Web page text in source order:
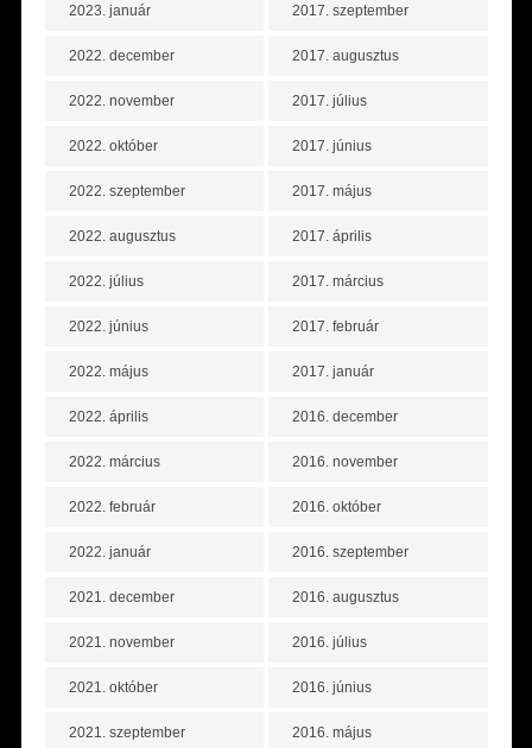
2023. január
2022. december
2022. november
2022. október
2022. szeptember
2022. augusztus
2022. július
2022. június
2022. május
2022. április
2022. március
2022. február
2022. január
2021. december
2021. november
2021. október
2021. szeptember
2017. szeptember
2017. augusztus
2017. július
2017. június
2017. május
2017. április
2017. március
2017. február
2017. január
2016. december
2016. november
2016. október
2016. szeptember
2016. augusztus
2016. július
2016. június
2016. május